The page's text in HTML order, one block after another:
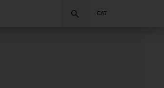
CAT